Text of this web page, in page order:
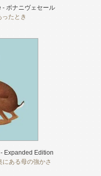
- ボナニヴェセール
たとき
Expanded Edition
ある母の強かさ